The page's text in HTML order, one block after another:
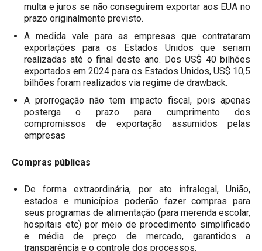
multa e juros se não conseguirem exportar aos EUA no
prazo originalmente previsto.
A medida vale para as empresas que contrataram
exportações para os Estados Unidos que seriam
realizadas até o final deste ano. Dos US$ 40 bilhões
exportados em 2024 para os Estados Unidos, US$ 10,5
bilhões foram realizados via regime de drawback.
A prorrogação não tem impacto fiscal, pois apenas
posterga o prazo para cumprimento dos
compromissos de exportação assumidos pelas
empresas
Compras públicas
De forma extraordinária, por ato infralegal, União,
estados e municípios poderão fazer compras para
seus programas de alimentação (para merenda escolar,
hospitais etc) por meio de procedimento simplificado
e média de preço de mercado, garantidos a
transparência e o controle dos processos.